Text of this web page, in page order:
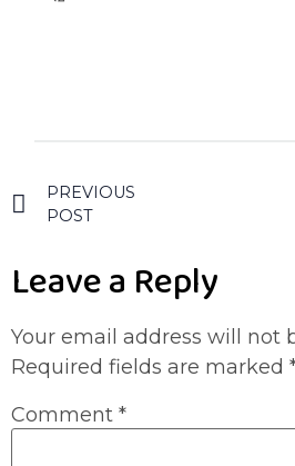
PREVIOUS
POST
Leave a Reply
Your email address will not
Required fields are marked
Comment *